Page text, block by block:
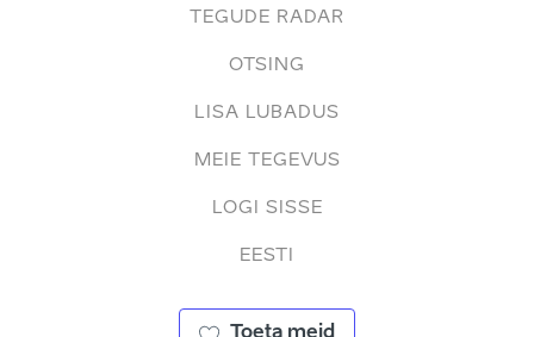
TEGUDE RADAR
OTSING
LISA LUBADUS
MEIE TEGEVUS
LOGI SISSE
EESTI